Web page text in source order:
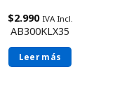
$2.990 IVA Incl.
AB300KLX35
Leer más